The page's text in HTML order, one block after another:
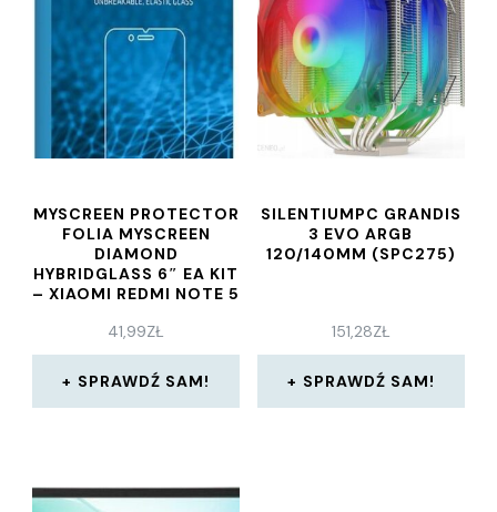
MYSCREEN PROTECTOR
FOLIA MYSCREEN
DIAMOND
HYBRIDGLASS 6″ EA KIT
– XIAOMI REDMI NOTE 5
41,99ZŁ
SPRAWDŹ SAM!
SILENTIUMPC GRANDIS
3 EVO ARGB
120/140MM (SPC275)
151,28ZŁ
SPRAWDŹ SAM!